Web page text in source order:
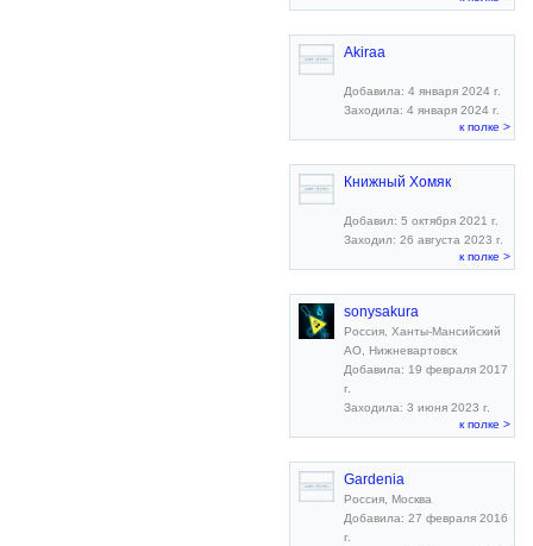
Akiraa
Добавила: 4 января 2024 г.
Заходила: 4 января 2024 г.
к полке >
Книжный Хомяк
Добавил: 5 октября 2021 г.
Заходил: 26 августа 2023 г.
к полке >
sonysakura
Россия, Ханты-Мансийский
АО, Нижневартовск
Добавила: 19 февраля 2017
г.
Заходила: 3 июня 2023 г.
к полке >
Gardenia
Россия, Москва
Добавила: 27 февраля 2016
г.